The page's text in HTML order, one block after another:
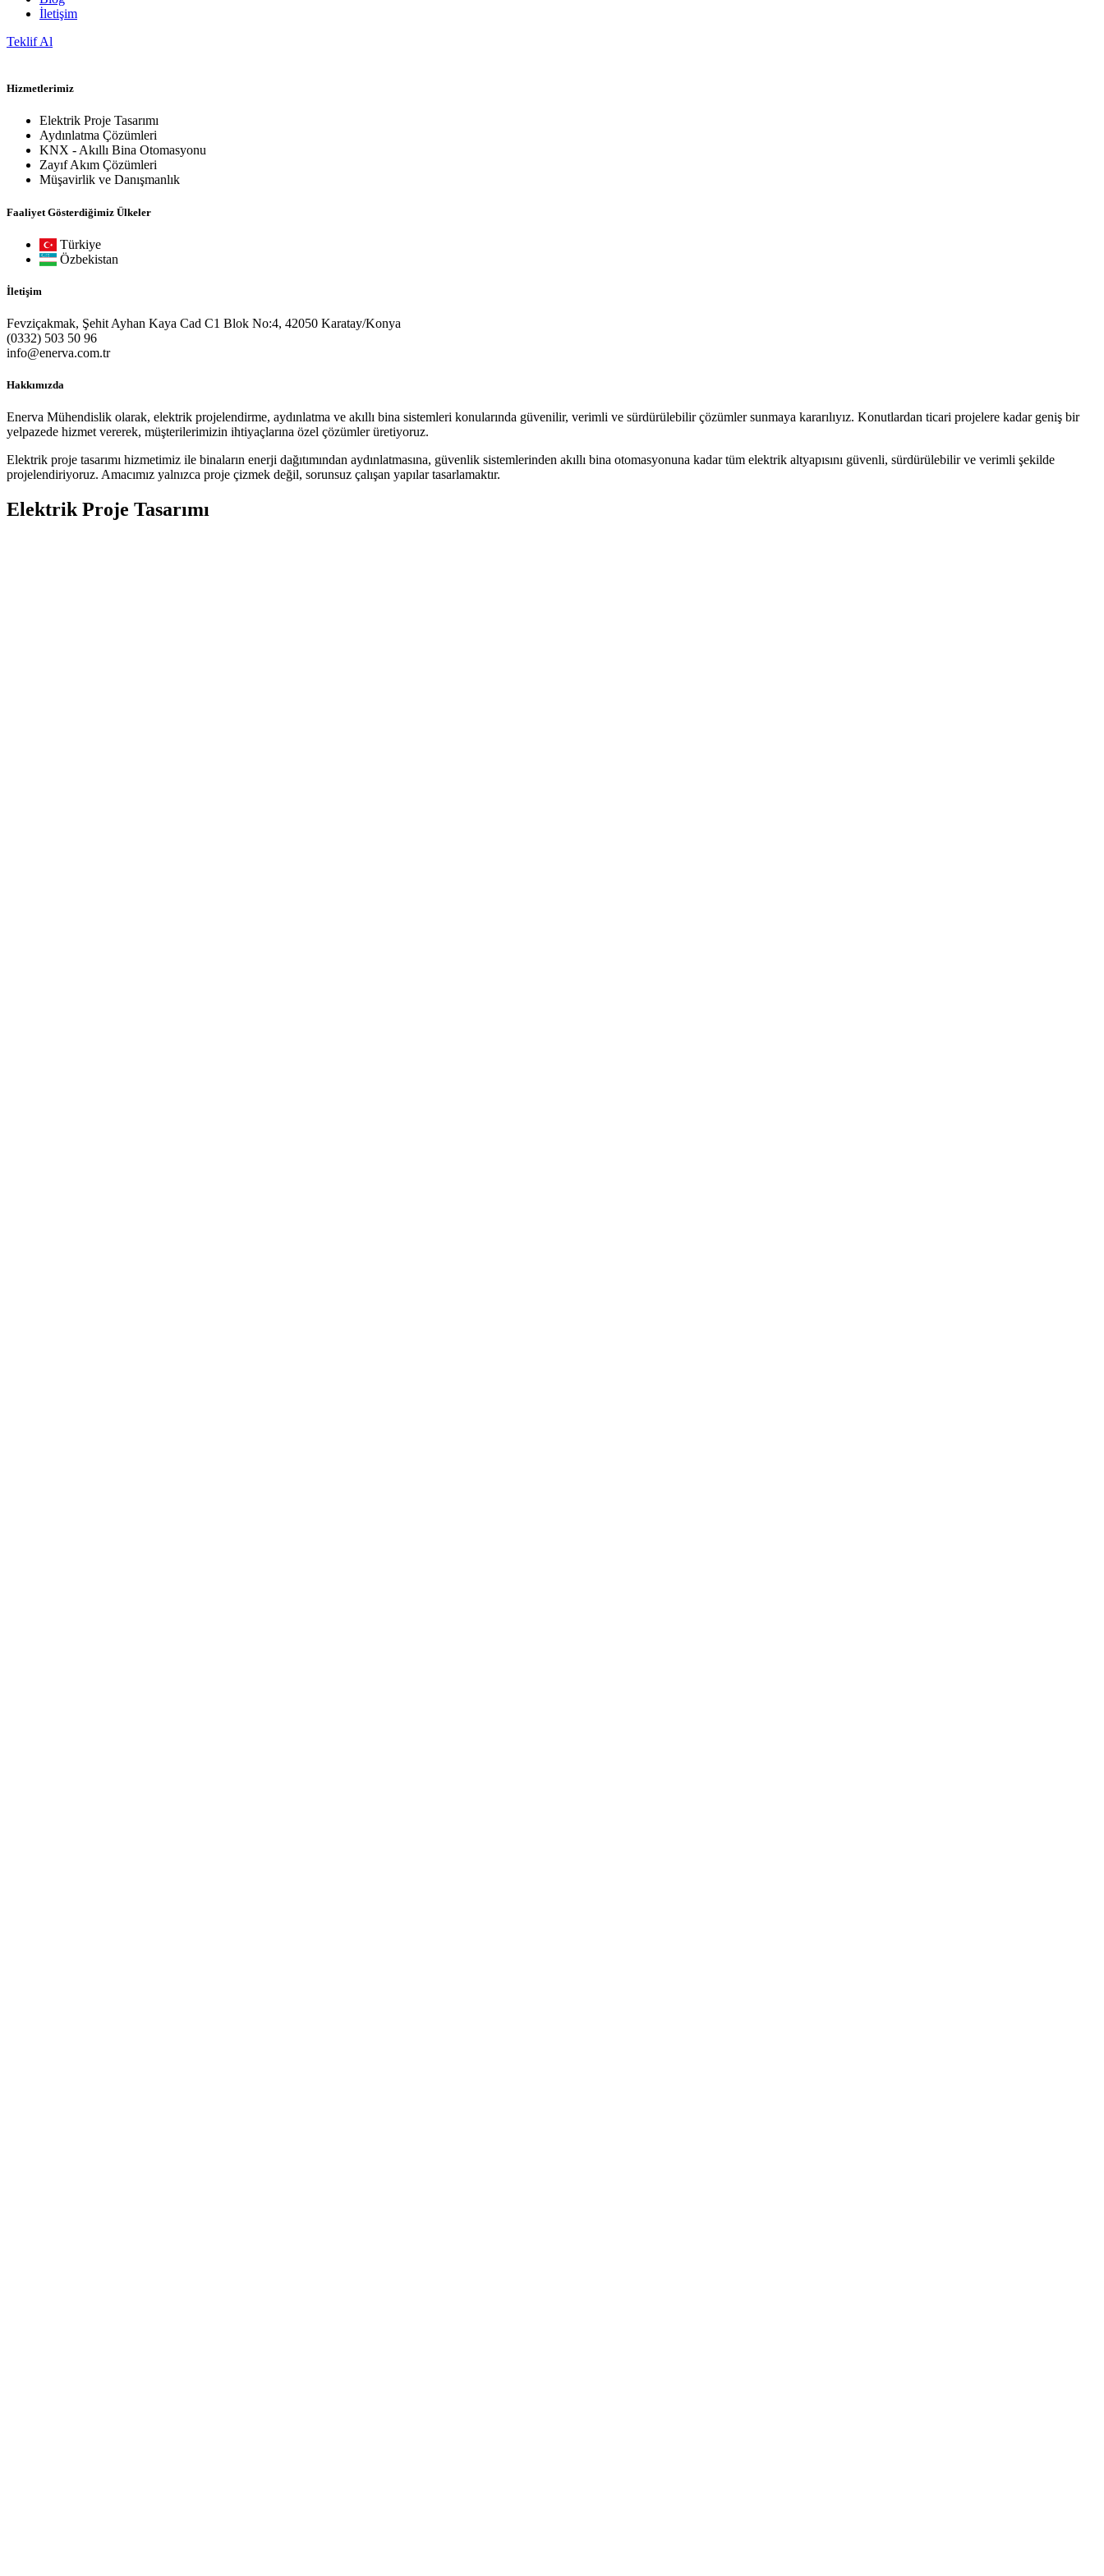
İletişim
Teklif Al
Hizmetlerimiz
Elektrik Proje Tasarımı
Aydınlatma Çözümleri
KNX - Akıllı Bina Otomasyonu
Zayıf Akım Çözümleri
Müşavirlik ve Danışmanlık
Faaliyet Gösterdiğimiz Ülkeler
Türkiye
Özbekistan
İletişim
Fevziçakmak, Şehit Ayhan Kaya Cad C1 Blok No:4, 42050 Karatay/Konya
(0332) 503 50 96
info@enerva.com.tr
Hakkımızda
Enerva Mühendislik olarak, elektrik projelendirme, aydınlatma ve akıllı bina sistemleri konularında güvenilir, verimli ve sürdürülebilir çözümler sunmaya kararılıyız. Konutlardan ticari projelere kadar geniş bir
yelpazede hizmet vererek, müşterilerimizin ihtiyaçlarına özel çözümler üretiyoruz.
Elektrik proje tasarımı hizmetimiz ile binaların enerji dağıtımından aydınlatmasına, güvenlik sistemlerinden akıllı bina otomasyonuna kadar tüm elektrik altyapısını güvenli, sürdürülebilir ve verimli şekilde
projelendiriyoruz. Amacımız yalnızca proje çizmek değil, sorunsuz çalışan yapılar tasarlamaktır.
Elektrik Proje Tasarımı